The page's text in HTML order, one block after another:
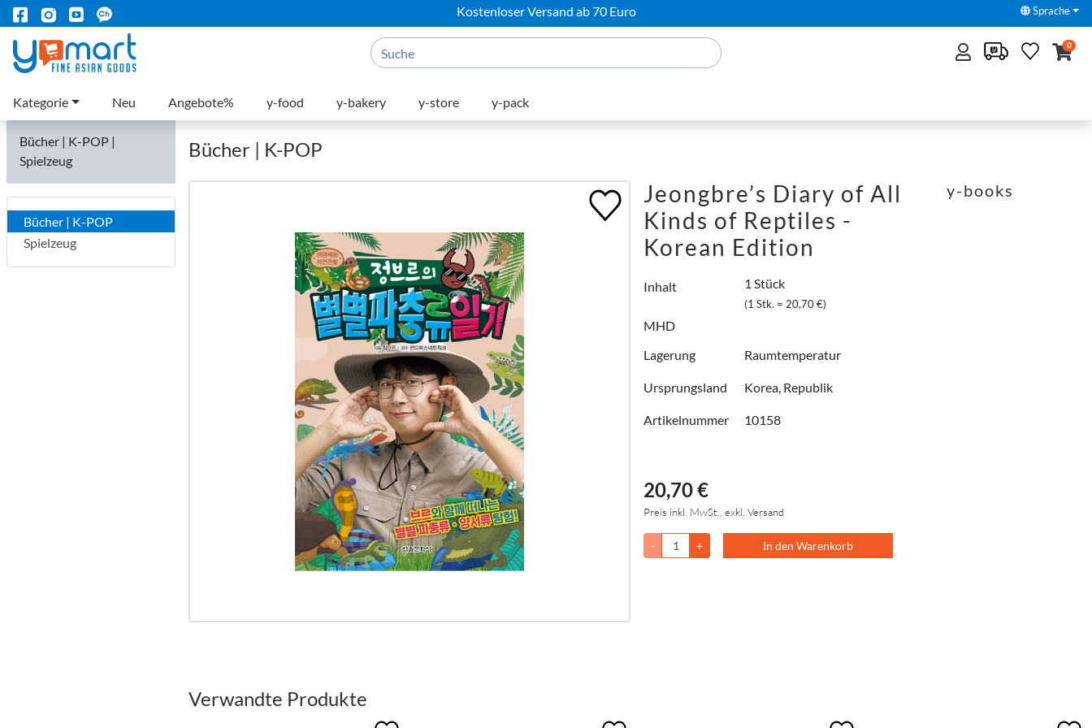
Kostenloser Versand ab 70 Euro Sprache
0
Kategorie Neu Angebote% y-food y-bakery y-store y-pack
Bücher | K-POP |
Spielzeug
Bücher | K-POP
Spielzeug
Bücher | K-POP
Jeongbre’s Diary of All
Kinds of Reptiles -
Korean Edition
Inhalt 1 Stück
(1 Stk. = 20,70 €)
MHD
Lagerung
Raumtemperatur
Ursprungsland Korea, Republik
Artikelnummer 10158
y-books
20,70 €
Preis inkl. MwSt., exkl. Versand
- + In den Warenkorb
Verwandte Produkte